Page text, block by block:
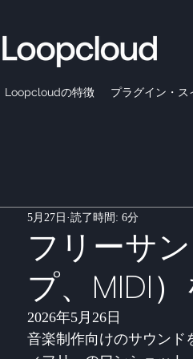
Loopcloudの特徴 プラグイン・ス
フリーサ
プ、MIDI
5月27日 読了時間: 6分
2026年5月26日
音楽制作向けのサウンド